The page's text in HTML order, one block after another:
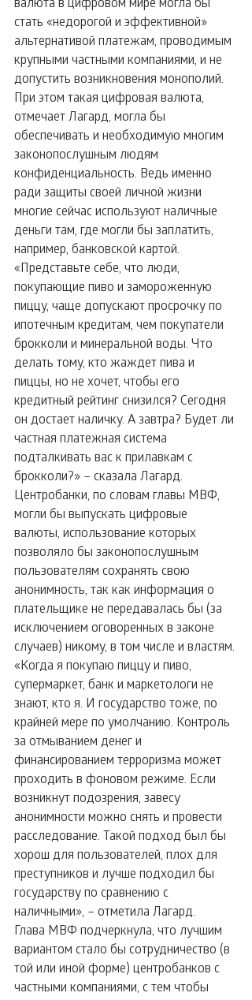
стать «недорогой и эффективной»
альтернативой платежам, проводимым
крупными частными компаниями, и не
допустить возникновения монополий.
При этом такая цифровая валюта,
отмечает Лагард, могла бы
обеспечивать и необходимую многим
законопослушным людям
конфиденциальность. Ведь именно
ради защиты своей личной жизни
многие сейчас используют наличные
деньги там, где могли бы заплатить,
например, банковской картой.
«Представьте себе, что люди,
покупающие пиво и замороженную
пиццу, чаще допускают просрочку по
ипотечным кредитам, чем покупатели
брокколи и минеральной воды. Что
делать тому, кто жаждет пива и
пиццы, но не хочет, чтобы его
кредитный рейтинг снизился? Сегодня
он достает наличку. А завтра? Будет ли
частная платежная система
подталкивать вас к прилавкам с
брокколи?» – сказала Лагард.
Центробанки, по словам главы МВФ,
могли бы выпускать цифровые
валюты, использование которых
позволяло бы законопослушным
пользователям сохранять свою
анонимность, так как информация о
плательщике не передавалась бы (за
исключением оговоренных в законе
случаев) никому, в том числе и властям.
«Когда я покупаю пиццу и пиво,
супермаркет, банк и маркетологи не
знают, кто я. И государство тоже, по
крайней мере по умолчанию. Контроль
за отмыванием денег и
финансированием терроризма может
проходить в фоновом режиме. Если
возникнут подозрения, завесу
анонимности можно снять и провести
расследование. Такой подход был бы
хорош для пользователей, плох для
преступников и лучше подходил бы
государству по сравнению с
наличными», – отметила Лагард.
Глава МВФ подчеркнула, что лучшим
вариантом стало бы сотрудничество (в
той или иной форме) центробанков с
частными компаниями, с тем чтобы